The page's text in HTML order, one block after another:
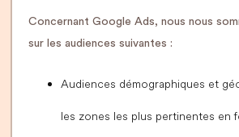
Concernant Google Ads, nous nous
sur les audiences suivantes :
Audiences démographiques et
les zones les plus pertinentes en